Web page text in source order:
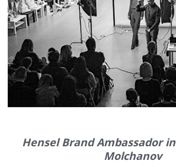
Hensel Brand Ambassador
Molchanov